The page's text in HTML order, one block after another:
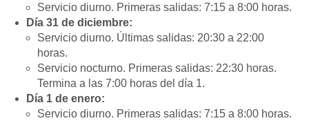
Servicio diurno. Primeras salidas: 7:15 a 8:00 horas.
Día 31 de diciembre:
Servicio diurno. Últimas salidas: 20:30 a 22:00
horas.
Servicio nocturno. Primeras salidas: 22:30 horas.
Termina a las 7:00 horas del día 1.
Día 1 de enero:
Servicio diurno. Primeras salidas: 7:15 a 8:00 horas.